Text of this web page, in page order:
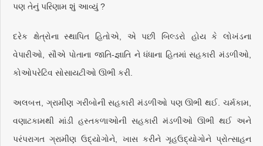
પણ તેનું પરિણામ શું આવ્યું ?
દરેક ક્ષેત્રોના સ્થાપિત હિતોએ, એ પછી બિલ્ડરો હોય કે લોખંડના
વેપારીઓ, સૌએ પોતાના જાતિ-જ્ઞાતિ ને ધંધાના હિતમાં સહકારી મંડળીઓ,
કોઓપરેટિવ સોસાયટીઓ ઊભી કરી.
અલબત્ત, ગ્રામીણ ગરીબોની સહકારી મંડળીઓ પણ ઊભી થઈ. ચર્મકામ,
વણાટકામથી માંડી હસ્તકળાઓની સહકારી મંડળીઓ ઊભી થઈ અને
પરંપરાગત ગ્રામીણ ઉદ્યોગોને, ખાસ કરીને ગૃહઉદ્યોગોને પ્રોત્સાહન